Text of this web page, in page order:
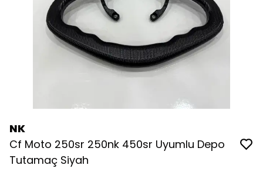
NK
Cf Moto 250sr 250nk 450sr Uyumlu Depo
Tutamaç Siyah